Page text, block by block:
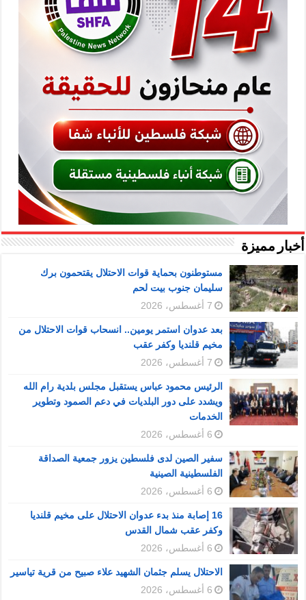
أخبار مميزة
مستوطنون بحماية قوات الاحتلال يقتحمون برك
سليمان جنوب بيت لحم
7 أغسطس، 2026
بعد عدوان استمر يومين.. انسحاب قوات الاحتلال من
مخيم قلنديا وكفر عقب
7 أغسطس، 2026
الرئيس محمود عباس يستقبل مجلس بلدية رام الله
ويشدد على دور البلديات في دعم الصمود وتطوير
الخدمات
6 أغسطس، 2026
سفير الصين لدى فلسطين يزور جمعية الصداقة
الفلسطينية الصينية
6 أغسطس، 2026
16 إصابة منذ بدء عدوان الاحتلال على مخيم قلنديا
وكفر عقب شمال القدس
6 أغسطس، 2026
الاحتلال يسلم جثمان الشهيد علاء صبيح من قرية تياسير
6 أغسطس، 2026